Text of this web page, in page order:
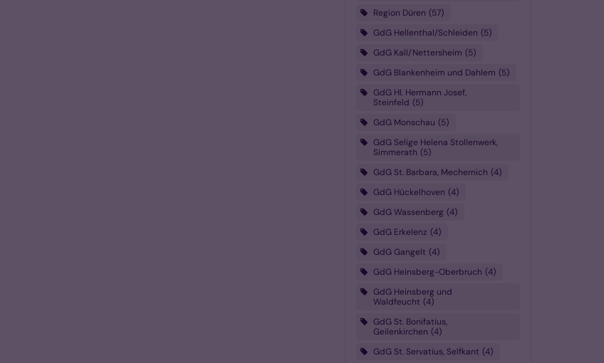
Region Düren 57
GdG Hellenthal/Schleiden 5
GdG Kall/Nettersheim 5
GdG Blankenheim und Dahlem 5
GdG Hl. Hermann Josef,
Steinfeld 5
GdG Monschau 5
GdG Selige Helena Stollenwerk,
Simmerath 5
GdG St. Barbara, Mechernich 4
GdG Hückelhoven 4
GdG Wassenberg 4
GdG Erkelenz 4
GdG Gangelt 4
GdG Heinsberg-Oberbruch 4
GdG Heinsberg und
Waldfeucht 4
GdG St. Bonifatius,
Geilenkirchen 4
GdG St. Servatius, Selfkant 4